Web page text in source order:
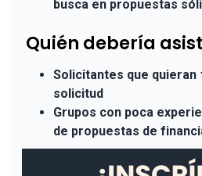
busca en propuestas
Quién debería
Solicitantes que
solicitud
Grupos con poca
de propuestas de